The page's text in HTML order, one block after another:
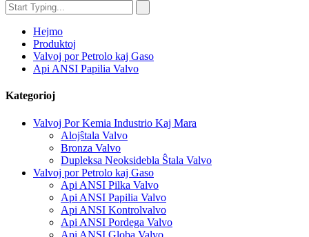
Hejmo
Produktoj
Valvoj por Petrolo kaj Gaso
Api ANSI Papilia Valvo
Kategorioj
Valvoj Por Kemia Industrio Kaj Mara
Alojŝtala Valvo
Bronza Valvo
Dupleksa Neoksidebla Ŝtala Valvo
Valvoj por Petrolo kaj Gaso
Api ANSI Pilka Valvo
Api ANSI Papilia Valvo
Api ANSI Kontrolvalvo
Api ANSI Pordega Valvo
Api ANSI Globa Valvo